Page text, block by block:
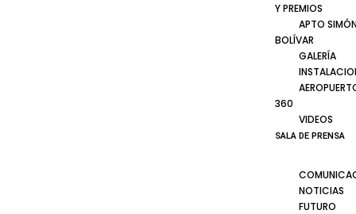
Y PREMIOS
APTO
BOLÍVAR
GALERÍA
360
VIDEOS
SALA DE PRENSA
NOTICIAS
FUTURO